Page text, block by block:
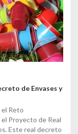
de Envases y
el Reto
Proyecto de Real
Este real decreto